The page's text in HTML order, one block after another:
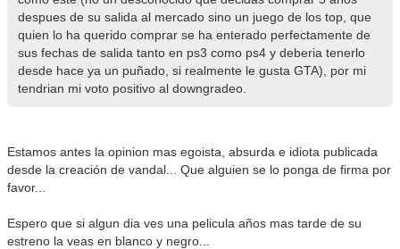
despues de su salida al mercado sino un juego de los top, que
quien lo ha querido comprar se ha enterado perfectamente de
sus fechas de salida tanto en ps3 como ps4 y deberia tenerlo
desde hace ya un puñado, si realmente le gusta GTA), por mi
tendrian mi voto positivo al downgradeo.
Estamos antes la opinion mas egoista, absurda e idiota publicada
desde la creación de vandal... Que alguien se lo ponga de firma por
favor...
Espero que si algun dia ves una pelicula años mas tarde de su
estreno la veas en blanco y negro...